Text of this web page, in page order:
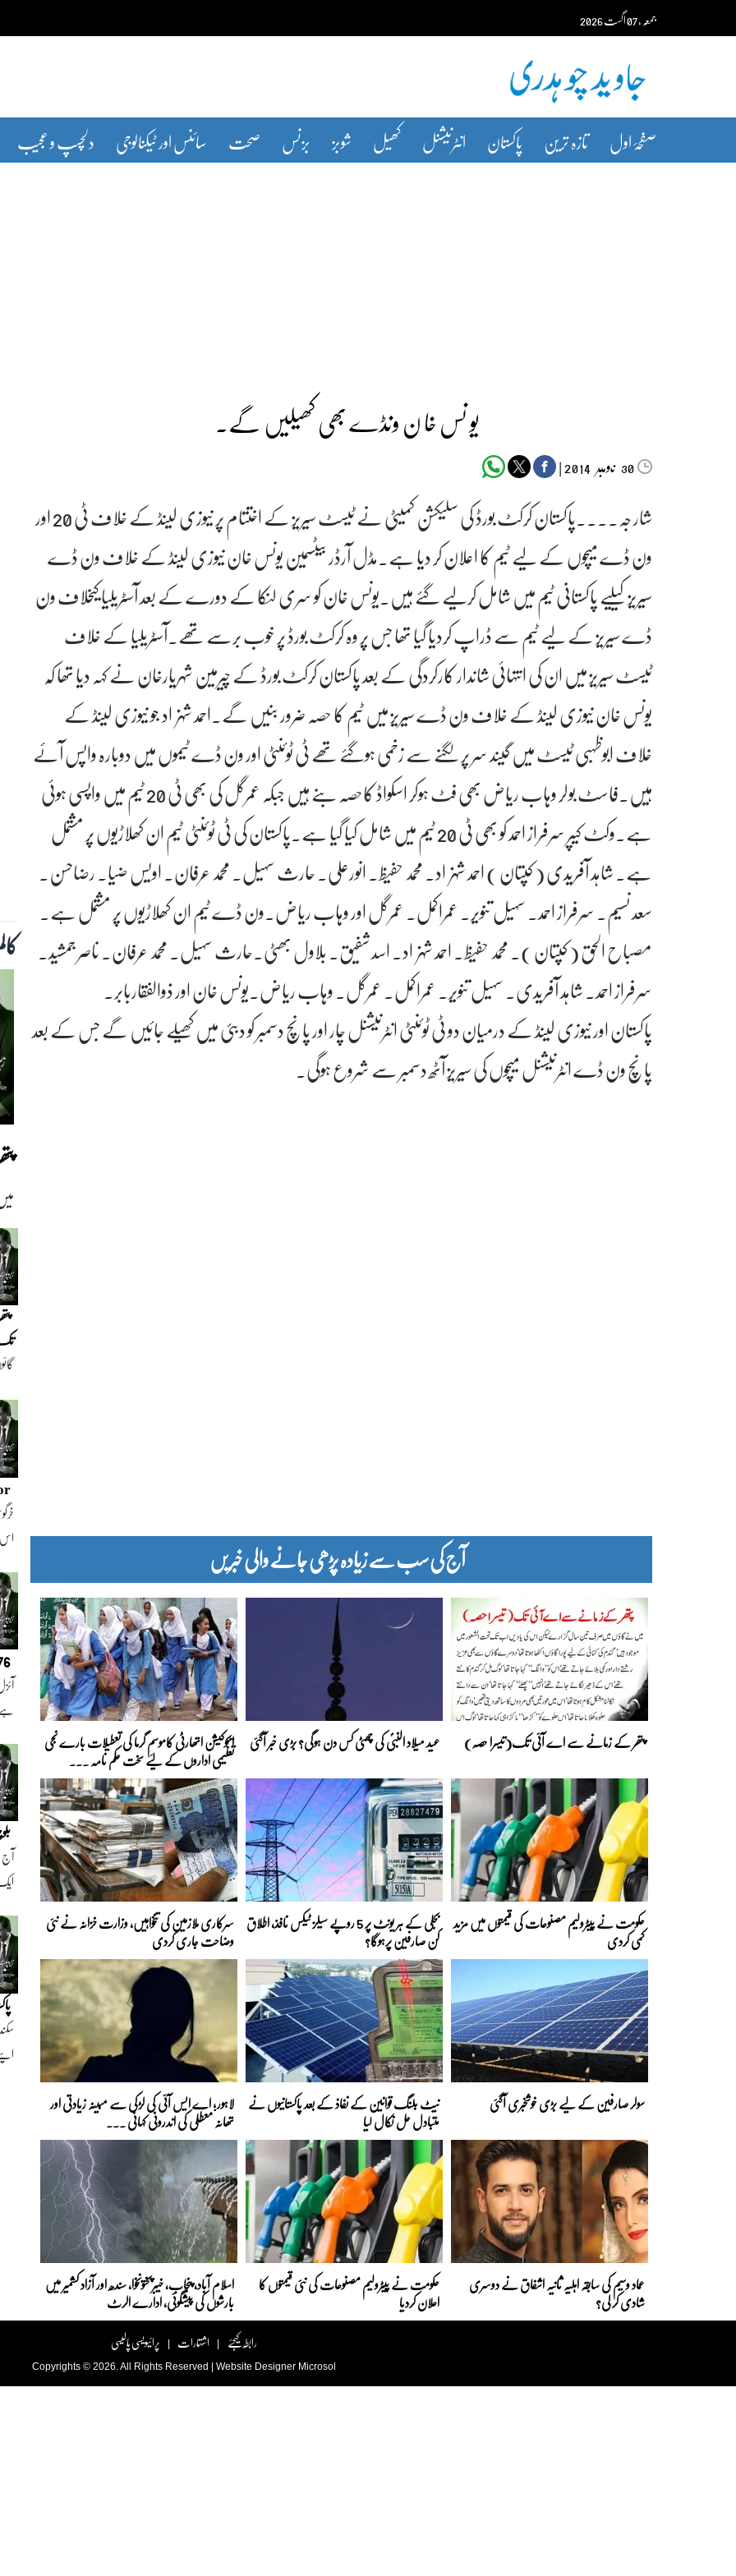
content جمعہ‬‮،07اگست‬‮2026
صفحۂ اول تازہ ترین پاکستان انٹرنیشنل کھیل شوبز بزنس صحت سائنس اور ٹیکنالوجی دلچسپ و عجیب
یو نس خا ن ونڈے بھی کھیلیں گے۔
30‬‮نومبر‬‮ |
شار جہ۔۔۔۔پاکستان کرکٹ بورڈ کی سلیکشن کمیٹی نے ٹیسٹ سیریز کے اختتام پر نیوزی لینڈ کے خلاف ٹی 20 اور
ون ڈے میچوں کے لیے ٹیم کا اعلان کر دیا ہے۔مڈل آرڈر بیٹسمین یونس خان نیوزی لینڈ کے خلاف ون ڈے
سیریز کیلیے پاکستانی ٹیم میں شامل کرلیے گئے ہیں۔یونس خان کو سری لنکا کے دورے کے بعد آسٹریلیا کیخلاف ون
ڈے سیریز کے لیے ٹیم سے ڈراپ کردیا گیا تھا جس پر وہ کرکٹ بورڈ پر خوب برسے تھے۔آسٹریلیا کے خلاف
ٹیسٹ سیریز میں ان کی انتہائی شاندار کارکردگی کے بعد پاکستان کرکٹ بورڈ کے چیرمین شہریارخان نے کہہ دیا تھا کہ
یونس خان نیوزی لینڈ کے خلاف ون ڈے سیریز میں ٹیم کا حصہ ضرور بنیں گے۔احمد شہزاد جو نیوزی لینڈ کے
خلاف ابوظہبی ٹیسٹ میں گیند سر پر لگنے سے زخمی ہوگئے تھے ٹی ٹوئنٹی اور ون ڈے ٹیموں میں دوبارہ واپس آئے
ہیں۔فاسٹ بولر وہاب ریاض بھی فٹ ہوکر اسکواڈ کاحصہ بنے ہیں جبکہ عمرگل کی بھی ٹی 20 ٹیم میں واپسی ہوئی
ہے۔وکٹ کیپر سرفراز احمد کو بھی ٹی 20 ٹیم میں شامل کیا گیا ہے۔پاکستان کی ٹی ٹوئنٹی ٹیم ان کھلاڑیوں پر مشتمل
ہے۔ شاہد آفریدی ( کپتان ) احمد شہزاد۔ محمد حفیظ۔ انورعلی۔ حارث سہیل۔ محمد عرفان۔ اویس ضیا۔ رضاحسن۔
سعد نسیم۔ سرفراز احمد۔ سہیل تنویر۔ عمراکمل۔ عمرگل اور وہاب ریاض۔ون ڈے ٹیم ان کھلاڑیوں پر مشتمل ہے۔
مصباح الحق ( کپتان )۔ محمد حفیظ۔ احمد شہزاد۔ اسد شفیق۔ بلاول بھٹی۔حارث سہیل۔ محمد عرفان۔ ناصر جمشید۔
سرفراز احمد۔ شاہد آفریدی۔ سہیل تنویر۔ عمراکمل۔ عمرگل۔ وہاب ریاض۔یونس خان اور ذوالفقاربابر۔
پاکستان اور نیوزی لینڈ کے درمیان دو ٹی ٹوئنٹی انٹرنیشنل چار اور پانچ دسمبر کو دبئی میں کھیلے جائیں گے جس کے بعد
پانچ ون ڈے انٹرنیشنل میچوں کی سیریز آٹھ دسمبر سے شروع ہوگی۔
آج کی سب سے زیادہ پڑھی جانے والی خبریں
پتھر کے زمانے سے اے آئی تک(تیسرا حصہ) عید میلاد النبیؐ کی چھٹی کس دن ہوگی؟ بڑی خبر آگئی ایجوکیشن اتھارٹی کاموسمِ گرما کی تعطیلات بارے نجی
تعلیمی اداروں کے لیے سخت حکم نامہ ...
حکومت نے پیٹرولیم مصنوعات کی قیمتوں میں مزید
کمی کردی
بجلی کے ہر یونٹ پر 5 روپے سیلز ٹیکس نافذ، اطلاق
کن صارفین پرہوگا؟
سرکاری ملازمین کی تنخواہیں، وزارت خزانہ نے نئی
وضاحت جاری کردی
سولر صارفین کے لیے بڑی خوشخبری آگئی نیٹ بلنگ قوانین کے نفاذ کے بعد پاکستانیوں نے
متبادل حل نکال لیا
لاہور؛ اے ایس آئی کی لڑکی سے مبینہ زیادتی اور
تھانہ معطلی کی اندرونی کہانی ...
عماد وسیم کی سابقہ اہلیہ ثانیہ اشفاق نے دوسری
شادی کر لی؟
حکومت نے پیٹرولیم مصنوعات کی نئی قیمتوں کا
اعلان کردیا
اسلام آباد، پنجاب، خیبرپختونخوا، سندھ اور آزاد کشمیر میں
بارشوں کی پیشگوئی، ادارے الرٹ
رابطہ کیجئے | اشتہارات | پرائیویسی پالیسی
Copyrights © 2026. All Rights Reserved | Website Designer Microsol